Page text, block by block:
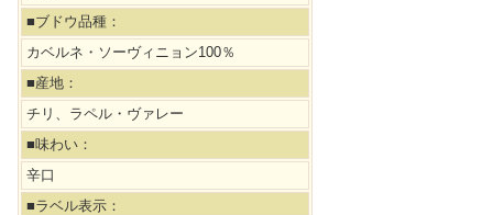
■ブドウ品種：
カベルネ・ソーヴィニョン100％
■産地：
チリ、ラペル・ヴァレー
■味わい：
辛口
■ラベル表示：